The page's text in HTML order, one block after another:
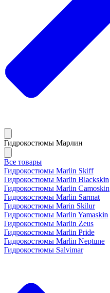
Гидрокостюмы Марлин
Все товары
Гидрокостюмы Marlin Skiff
Гидрокостюмы Marlin Blackskin
Гидрокостюмы Marlin Camoskin
Гидрокостюмы Marlin Sarmat
Гидрокостюмы Marin Skilur
Гидрокостюмы Marlin Yamaskin
Гидрокостюмы Marlin Zeus
Гидрокостюмы Marlin Pride
Гидрокостюмы Marlin Neptune
Гидрокостюмы Salvimar